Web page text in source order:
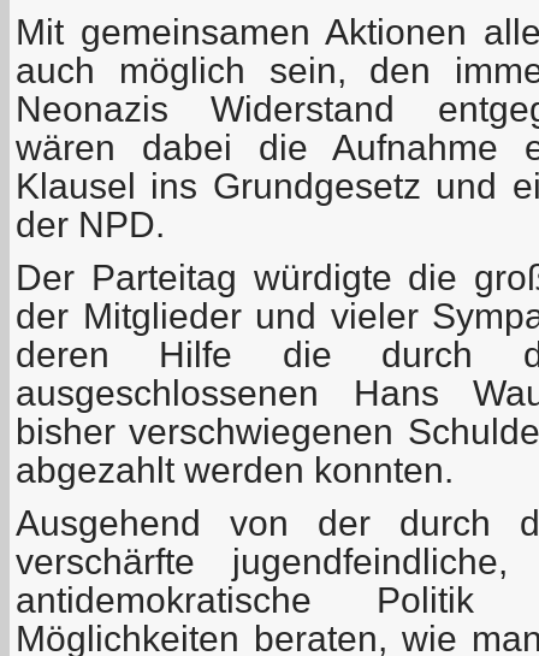
Mit gemeinsamen Aktionen
auch möglich sein, den
Neonazis Widerstand
wären dabei die Aufnahme
Klausel ins Grundgesetz und
der NPD.
Der Parteitag würdigte die
der Mitglieder und vieler
deren Hilfe die durch
ausgeschlossenen Hans
bisher verschwiegenen
abgezahlt werden konnten.
Ausgehend von der durch
verschärfte
antidemokratische
Möglichkeiten beraten, wie